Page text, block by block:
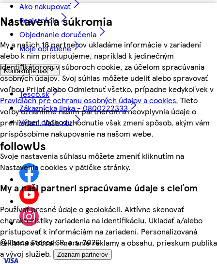
Nastavenia súkromia
My a našich 18 partnerov ukladáme informácie v zariadení
alebo k nim pristupujeme, napríklad k jedinečným
identifikátorom v súboroch cookie, za účelom spracúvania
osobných údajov. Svoj súhlas môžete udeliť alebo spravovať
voľbou Prijať alebo Odmietnuť všetko, prípadne kedykoľvek v
Pravidlách pre ochranu osobných údajov a cookies. Tieto
voľby oznámime našim partnerom a neovplyvnia údaje o
prehliadaní. Vaše rozhodnutie však zmení spôsob, akým vám
prispôsobíme nakupovanie na našom webe.
Svoje nastavenia súhlasu môžete zmeniť kliknutím na
Nastavenia cookies v pätičke stránky.
My a naši partneri spracúvame údaje s cieľom
Používať presné údaje o geolokácii. Aktívne skenovať
charakteristiky zariadenia na identifikáciu. Ukladať a/alebo
pristupovať k informáciám na zariadení. Personalizovaná
reklama a obsah, meranie reklamy a obsahu, prieskum publika
a vývoj služieb.
Zoznam partnerov
Ako nakupovať
Registrácia
Objednanie doručenia
Moje obľúbené
Kontaktujte nás
Tesco.sk
Zákaznícka linka - 0800222333
Výber obchodu
followUs
©Tesco Stores SR, a.s. 2026